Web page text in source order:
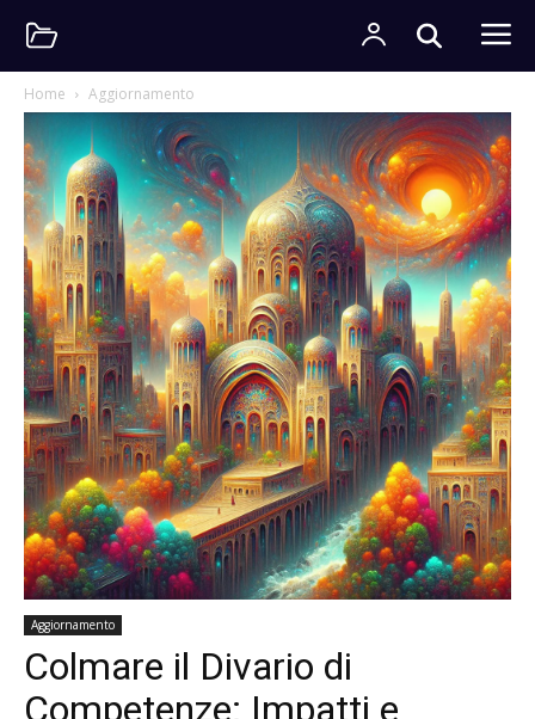
Home Aggiornamento
Aggiornamento
Colmare il Divario di
Competenze: Impatti e